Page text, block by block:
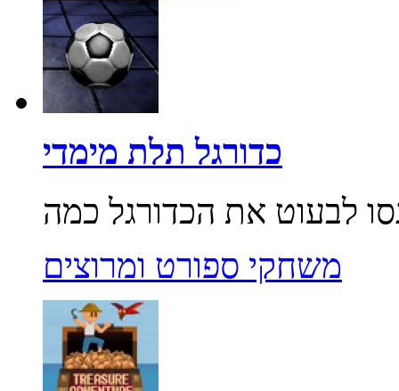
כדורגל תלת מימדי
משחקי ספורט ומרוצים